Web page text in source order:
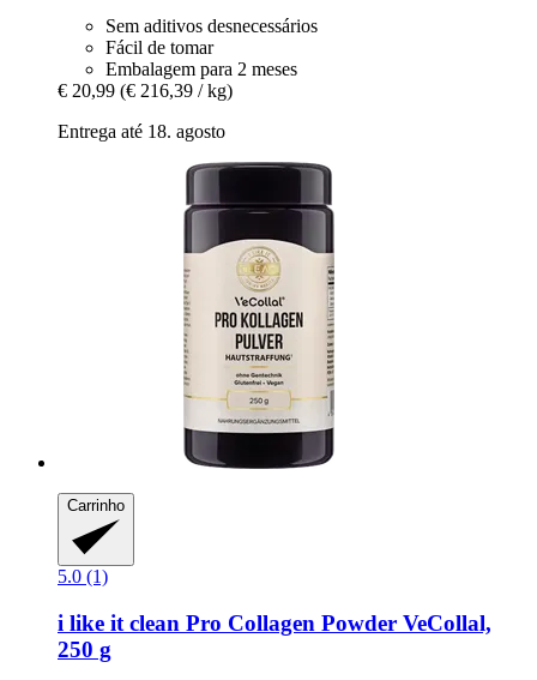
Sem aditivos desnecessários
Fácil de tomar
Embalagem para 2 meses
€ 20,99 (€ 216,39 / kg)
Entrega até 18. agosto
Carrinho
5.0 (1)
i like it clean Pro Collagen Powder VeCollal,
250 g